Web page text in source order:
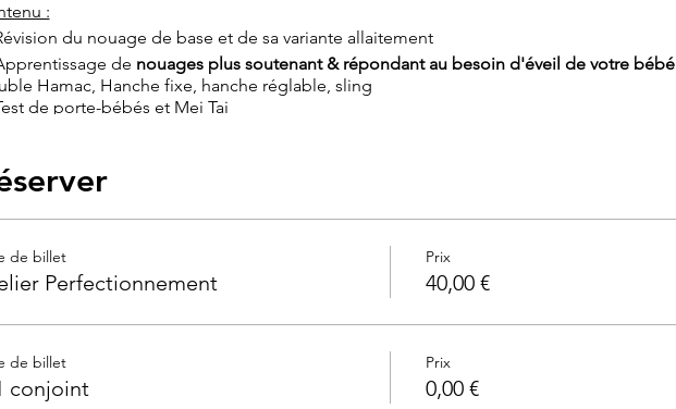
:
du nouage de base et de sa variante allaitement
de nouages plus soutenant & répondant au besoin d'éveil de votre
Hamac, Hanche fixe, hanche réglable, sling
de porte-bébés et Mei Tai
de billet
Perfectionnement
Prix
40,00 €
de billet
conjoint
Prix
0,00 €